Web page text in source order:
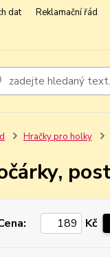
dat Reklamační řád
Hračky pro holky
Kč